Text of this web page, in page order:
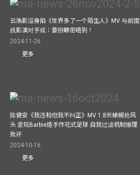
云浩影湿身拍《世界多了一个陌生人》MV 与前度
残影演对手戏：要扮睇佢唔到！
2024-11-26
更多
陈健安《我违和但我不纠正》MV 1.8米蜥蜴抢风
头 爱玩Barbie造手作花式足球 自我过滤机制懒理
批评
2024-10-16
更多